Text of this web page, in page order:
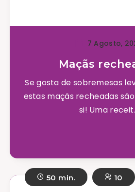
7 Agosto,
Maçãs
Se gosta de sobremesas
estas maçãs recheadas
si! Uma
50 min. 10